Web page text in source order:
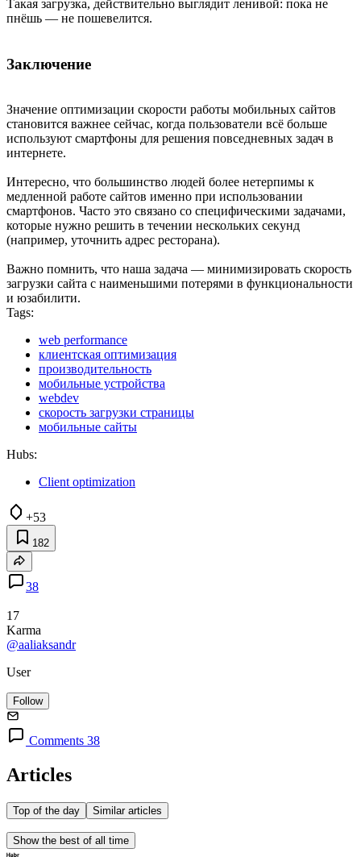
Такая загрузка, действительно выглядит ленивой: пока не
пнёшь — не пошевелится.
Заключение
Значение оптимизации скорости работы мобильных сайтов
становится важнее сейчас, когда пользователи всё больше
используют смартфоны для решения повседневных задач в
интернете.
Интересно, что большинство людей более нетерпимы к
медленной работе сайтов именно при использовании
смартфонов. Часто это связано со специфическими задачами,
которые нужно решить в течении нескольких секунд
(например, уточнить адрес ресторана).
Важно помнить, что наша задача — минимизировать скорость
загрузки сайта с наименьшими потерями в функциональности
и юзабилити.
Tags:
web performance
клиентская оптимизация
производительность
мобильные устройства
webdev
скорость загрузки страницы
мобильные сайты
Hubs:
Client optimization
+53
182
38
17
Karma
@aaliaksandr
User
Follow
Comments 38
Articles
Top of the day Similar articles
Show the best of all time